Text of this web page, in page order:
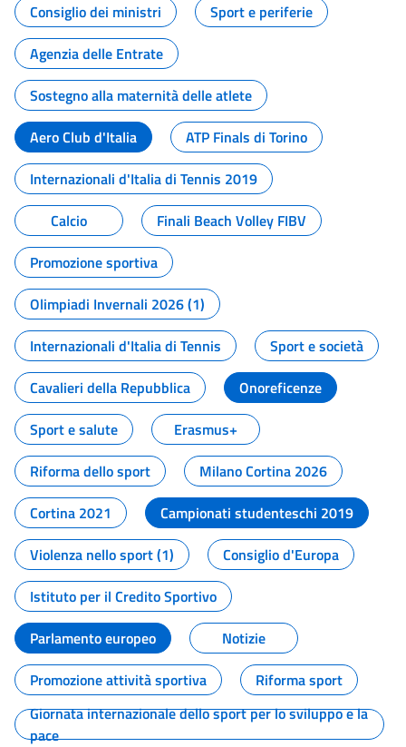
Consiglio dei ministri
Sport e periferie
Agenzia delle Entrate
Sostegno alla maternità delle atlete
Aero Club d'Italia
ATP Finals di Torino
Internazionali d'Italia di Tennis 2019
Calcio
Finali Beach Volley FIBV
Promozione sportiva
Olimpiadi Invernali 2026 (1)
Internazionali d'Italia di Tennis
Sport e società
Cavalieri della Repubblica
Onoreficenze
Sport e salute
Erasmus+
Riforma dello sport
Milano Cortina 2026
Cortina 2021
Campionati studenteschi 2019
Violenza nello sport (1)
Consiglio d'Europa
Istituto per il Credito Sportivo
Parlamento europeo
Notizie
Promozione attività sportiva
Riforma sport
Giornata internazionale dello sport per lo sviluppo e la
pace